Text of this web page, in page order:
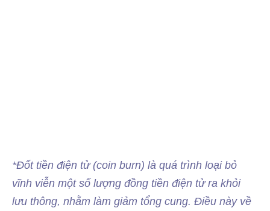
*Đốt tiền điện tử (coin burn) là quá trình loại bỏ
vĩnh viễn một số lượng đồng tiền điện tử ra khỏi
lưu thông, nhằm làm giảm tổng cung. Điều này về